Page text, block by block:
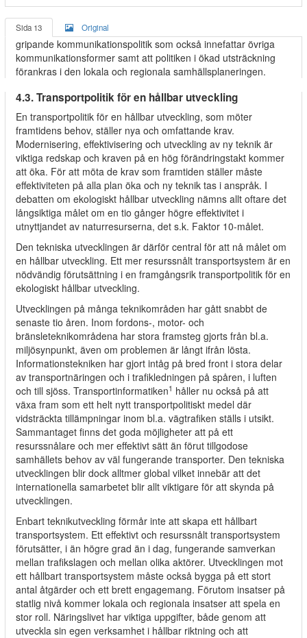
Sida 13 Original
gripande kommunikationspolitik som också innefattar övriga
kommunikationsformer samt att politiken i ökad utsträckning
förankras i den lokala och regionala samhällsplaneringen.
4.3. Transportpolitik för en hållbar utveckling
En transportpolitik för en hållbar utveckling, som möter
framtidens behov, ställer nya och omfattande krav.
Modernisering, effektivisering och utveckling av ny teknik är
viktiga redskap och kraven på en hög förändringstakt kommer
att öka. För att möta de krav som framtiden ställer måste
effektiviteten på alla plan öka och ny teknik tas i anspråk. I
debatten om ekologiskt hållbar utveckling nämns allt oftare det
långsiktiga målet om en tio gånger högre effektivitet i
utnyttjandet av naturresurserna, det s.k. Faktor 10-målet.
Den tekniska utvecklingen är därför central för att nå målet om
en hållbar utveckling. Ett mer resurssnålt transportsystem är en
nödvändig förutsättning i en framgångsrik transportpolitik för en
ekologiskt hållbar utveckling.
Utvecklingen på många teknikområden har gått snabbt de
senaste tio åren. Inom fordons-, motor- och
bränsleteknikområdena har stora framsteg gjorts från bl.a.
miljösynpunkt, även om problemen är långt ifrån lösta.
Informationstekniken har gjort intåg på bred front i stora delar
av transportnäringen och i trafikledningen på spåren, i luften
och till sjöss. Transportinformatiken1 håller nu också på att
växa fram som ett helt nytt transportpolitiskt medel där
vidsträckta tillämpningar inom bl.a. vägtrafiken ställs i utsikt.
Sammantaget finns det goda möjligheter att på ett
resurssnålare och mer effektivt sätt än förut tillgodose
samhällets behov av väl fungerande transporter. Den tekniska
utvecklingen blir dock alltmer global vilket innebär att det
internationella samarbetet blir allt viktigare för att skynda på
utvecklingen.
Enbart teknikutveckling förmår inte att skapa ett hållbart
transportsystem. Ett effektivt och resurssnålt transportsystem
förutsätter, i än högre grad än i dag, fungerande samverkan
mellan trafikslagen och mellan olika aktörer. Utvecklingen mot
ett hållbart transportsystem måste också bygga på ett stort
antal åtgärder och ett brett engagemang. Förutom insatser på
statlig nivå kommer lokala och regionala insatser att spela en
stor roll. Näringslivet har viktiga uppgifter, både genom att
utveckla sin egen verksamhet i hållbar riktning och att